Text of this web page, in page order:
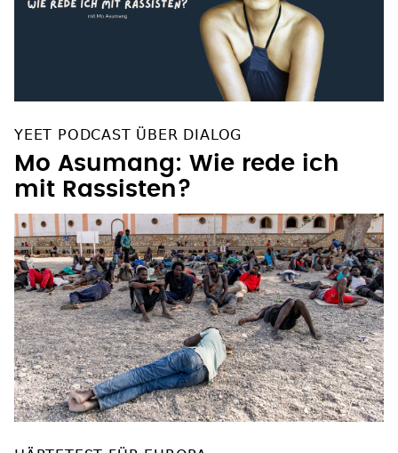
YEET PODCAST ÜBER DIALOG
Mo Asumang: Wie rede ich